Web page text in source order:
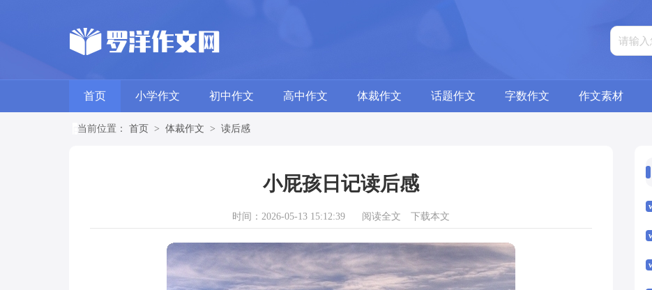
首页 小学作文 初中作文 高中作文 体裁作文 话题作文 字数作文 作文素材
当前位置： 首页 > 体裁作文 > 读后感
小屁孩日记读后感
时间：2026-05-13 15:12:39 阅读全文 下载本文